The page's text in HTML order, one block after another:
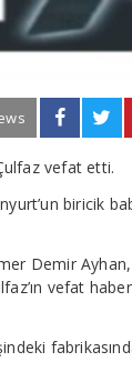
vefat etti.
biricik
Demir
vefat